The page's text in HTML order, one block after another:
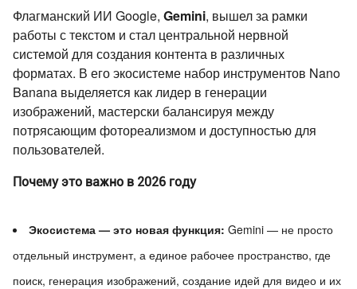
Флагманский ИИ Google, Gemini, вышел за рамки
работы с текстом и стал центральной нервной
системой для создания контента в различных
форматах. В его экосистеме набор инструментов Nano
Banana выделяется как лидер в генерации
изображений, мастерски балансируя между
потрясающим фотореализмом и доступностью для
пользователей.
Почему это важно в 2026 году
Экосистема — это новая функция: Gemini — не просто
отдельный инструмент, а единое рабочее пространство, где
поиск, генерация изображений, создание идей для видео и их